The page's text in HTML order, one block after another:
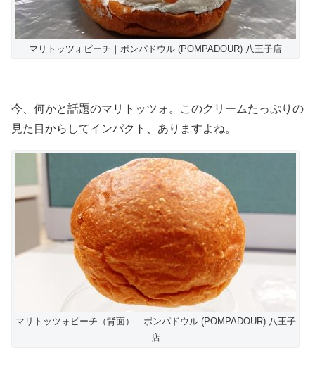
マリトッツォピーチ｜ポンパドウル (POMPADOUR) 八王子店
今、何かと話題のマリトッツォ。このクリームたっぷりの
見た目からしてインパクト、ありますよね。
マリトッツォピーチ（背面）｜ポンパドウル (POMPADOUR) 八王子
店